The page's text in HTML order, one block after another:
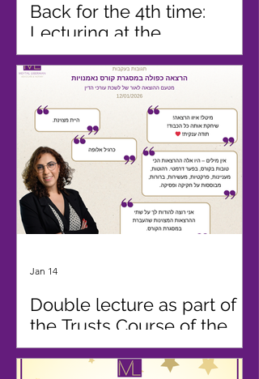
Back for the 4th time:
Lecturing at the
International Management
of Family Wealth Program
Double lecture as part of
the Trusts Course of the
Israel Bar Association
Publishing House
Jan 14